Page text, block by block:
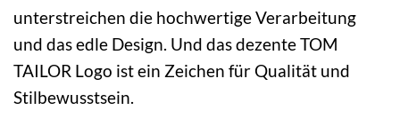
unterstreichen die hochwertige Verarbeitung
und das edle Design. Und das dezente TOM
TAILOR Logo ist ein Zeichen für Qualität und
Stilbewusstsein.